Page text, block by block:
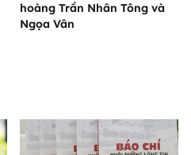
hoàng Trần Nhân Tông và
Ngọa Vân